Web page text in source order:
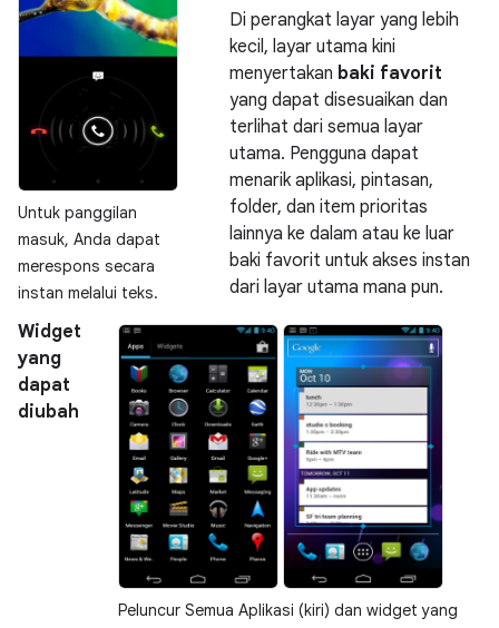
Untuk panggilan
masuk, Anda dapat
merespons secara
instan melalui teks.
Peluncur Semua Aplikasi (kiri) dan widget yang
Di perangkat layar yang lebih
kecil, layar utama kini
menyertakan baki favorit
yang dapat disesuaikan dan
terlihat dari semua layar
utama. Pengguna dapat
menarik aplikasi, pintasan,
folder, dan item prioritas
lainnya ke dalam atau ke luar
baki favorit untuk akses instan
dari layar utama mana pun.
Widget
yang
dapat
diubah